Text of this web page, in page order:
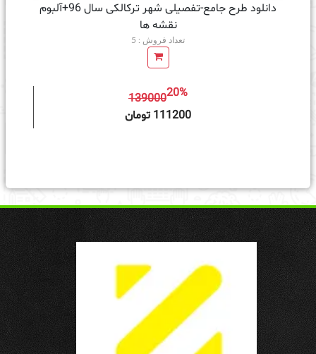
دانلود طرح جامع-تفصیلی شهر ترکالکی سال 96+آلبوم
نقشه ها
تعداد فروش : 5
13900020%
111200 تومان